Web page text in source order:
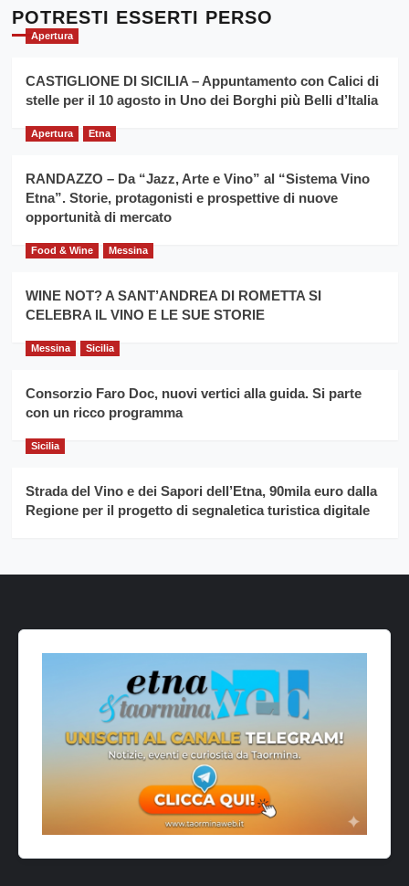
l’
evento
la
filiera
grano
Cronoscalata
per
il
anno
Franco
Caruso
POTRESTI ESSERTI PERSO
Apertura
CASTIGLIONE DI SICILIA – Appuntamento con Calici di
stelle per il 10 agosto in Uno dei Borghi più Belli d’Italia
Apertura Etna
RANDAZZO – Da “Jazz, Arte e Vino” al “Sistema Vino
Etna”. Storie, protagonisti e prospettive di nuove
opportunità di mercato
Food & Wine Messina
WINE NOT? A SANT’ANDREA DI ROMETTA SI
CELEBRA IL VINO E LE SUE STORIE
Messina Sicilia
Consorzio Faro Doc, nuovi vertici alla guida. Si parte
con un ricco programma
Sicilia
Strada del Vino e dei Sapori dell’Etna, 90mila euro dalla
Regione per il progetto di segnaletica turistica digitale